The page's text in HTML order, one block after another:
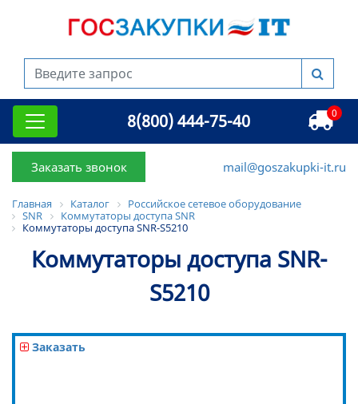
8(800) 444-75-40 0
Заказать звонок mail@goszakupki-it.ru
Главная Каталог
Российское сетевое оборудование
SNR
Коммутаторы доступа SNR
Коммутаторы доступа SNR-S5210
Коммутаторы доступа SNR-
S5210
Заказать